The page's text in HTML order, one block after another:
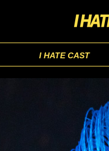
I HATE CAST